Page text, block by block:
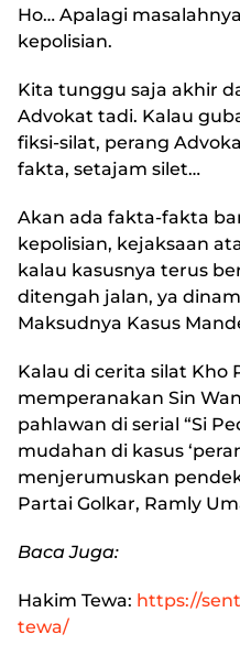
Ho… Apalagi
kepolisian.
Kita tunggu saja akhir
Advokat tadi. Kalau
fiksi-silat, perang
fakta, setajam silet…
Akan ada fakta-fakta
kepolisian, kejaksaan
kalau kasusnya terus
ditengah jalan, ya
Maksudnya Kasus
Kalau di cerita silat Kho
memperanakan Sin
pahlawan di serial “Si
mudahan di kasus
menjerumuskan
Partai Golkar, Ramly
Baca Juga:
Hakim Tewa: https://
tewa/